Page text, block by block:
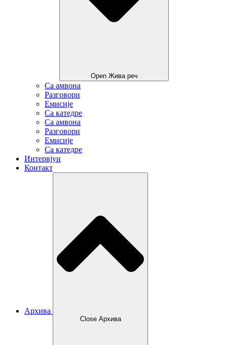
Open Жива реч
Са амвона
Разговори
Емисије
Са катедре
Са амвона
Разговори
Емисије
Са катедре
Интервјуи
Контакт
Архива
Close Архива